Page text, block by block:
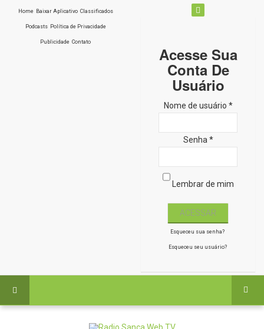
Home Baixar Aplicativo Classificados
Podcasts Política de Privacidade
Publicidade Contato
Acesse Sua
Conta De
Usuário
Nome de usuário *
Senha *
Lembrar de mim
Esqueceu sua senha?
Esqueceu seu usuário?